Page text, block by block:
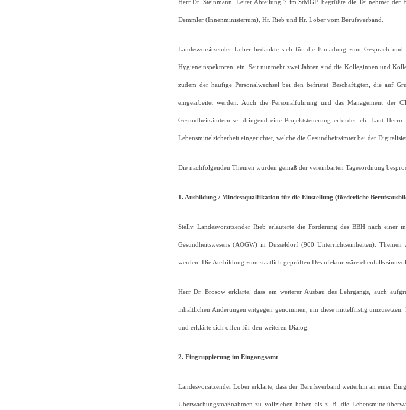
Herr Dr. Steinmann, Leiter Abteilung 7 im StMGP, begrüßte die Teilnehmer
Demmler (Innenministerium), Hr. Rieb und Hr. Lober vom Berufsverband.
Landesvorsitzender Lober bedankte sich für die Einladung zum Gespräch
Hygieneinspektoren, ein. Seit nunmehr zwei Jahren sind die Kolleginnen und
zudem der häufige Personalwechsel bei den befristet Beschäftigten, die auf
eingearbeitet werden. Auch die Personalführung und das Management der
Gesundheitsämtern sei dringend eine Projektsteuerung erforderlich. Laut
Lebensmittelsicherheit eingerichtet, welche die Gesundheitsämter bei der
Die nachfolgenden Themen wurden gemäß der vereinbarten Tagesordnung
1. Ausbildung / Mindestqualfikation für die Einstellung (förderliche
Stellv. Landesvorsitzender Rieb erläuterte die Forderung des BBH nach
Gesundheitswesens (AÖGW) in Düsseldorf (900 Unterrichtseinheiten).
werden. Die Ausbildung zum staatlich geprüften Desinfektor wäre ebenfalls
Herr Dr. Brosow erklärte, dass ein weiterer Ausbau des Lehrgangs, auch
inhaltlichen Änderungen entgegen genommen, um diese mittelfristig
und erklärte sich offen für den weiteren Dialog.
2. Eingruppierung im Eingangsamt
Landesvorsitzender Lober erklärte, dass der Berufsverband weiterhin an einer
Überwachungsmaßnahmen zu vollziehen haben als z. B. die